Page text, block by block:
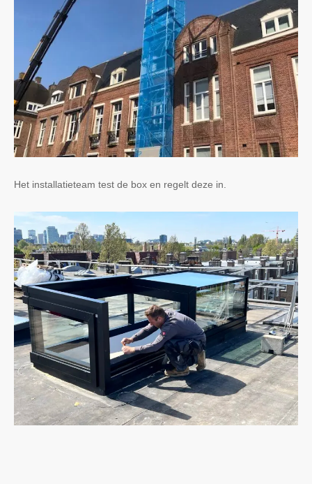
Het installatieteam test de box en regelt deze in.